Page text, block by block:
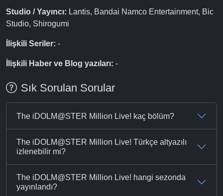
Studio / Yayıncı: Lantis, Bandai Namco Entertainment, Bic
Studio, Shirogumi
İlişkili Seriler: -
İlişkili Haber ve Blog yazıları: -
Sık Sorulan Sorular
The iDOLM@STER Million Live! kaç bölüm?
The iDOLM@STER Million Live! Türkçe altyazılı
izlenebilir mi?
The iDOLM@STER Million Live! hangi sezonda
yayınlandı?